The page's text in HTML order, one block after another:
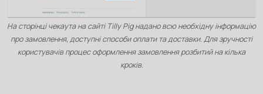
На сторінці чекаута на сайті Tilly Pig надано всю необхідну інформацію
про замовлення, доступні способи оплати та доставки. Для зручності
користувачів процес оформлення замовлення розбитий на кілька
кроків.